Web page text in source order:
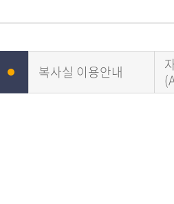
복사실 이용안내